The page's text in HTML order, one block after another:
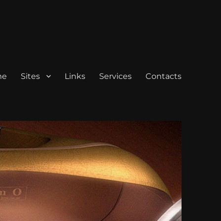
Sites Links Services Contacts